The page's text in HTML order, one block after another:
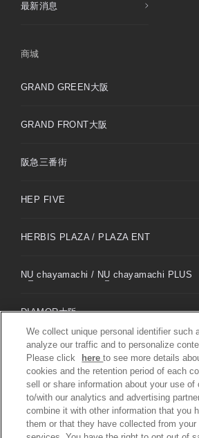
最新消息
商城
GRAND GREEN大阪
GRAND FRONT大阪
阪急三番街
HEP FIVE
HERBIS PLAZA / PLAZA ENT
NU chayamachi / NU chayamachi PLUS
DIAMOR大阪
隱私權政策 / 社群媒體
Do Not Sell or Share My Personal
COPYRIGHT © PREMIUM STYLE IN OSAKA
RIGHTS RESERVED.
We collect unique personal identifier such
analyze our traffic and to personalize
Please click
hereto see more details
cookies and the retention period of each
sell or share information about your use of
to/with our analytics and advertising
combine it with other information that you
them or that they have collected from your